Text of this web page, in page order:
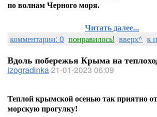
по волнам Черного моря.
Читать далее...
комментарии: 0 понравилось! вверх^ к
Вдоль побережья Крыма на
izogradinka21-01-2023 06:09
Теплой крымской осенью так приятно
морскую прогулку!